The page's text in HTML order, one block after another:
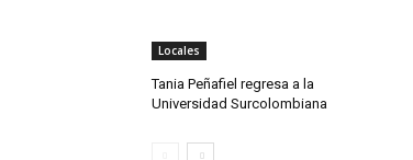
Locales
Tania Peñafiel regresa a la
Universidad Surcolombiana